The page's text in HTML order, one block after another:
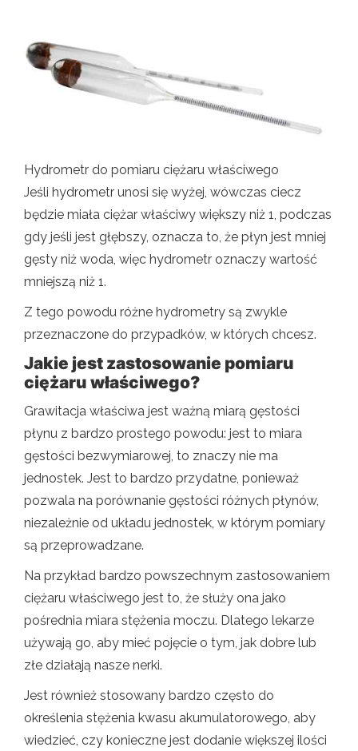
Hydrometr do pomiaru ciężaru właściwego
Jeśli hydrometr unosi się wyżej, wówczas ciecz
będzie miała ciężar właściwy większy niż 1, podczas
gdy jeśli jest głębszy, oznacza to, że płyn jest mniej
gęsty niż woda, więc hydrometr oznaczy wartość
mniejszą niż 1.
Z tego powodu różne hydrometry są zwykle
przeznaczone do przypadków, w których chcesz.
Jakie jest zastosowanie pomiaru
ciężaru właściwego?
Grawitacja właściwa jest ważną miarą gęstości
płynu z bardzo prostego powodu: jest to miara
gęstości bezwymiarowej, to znaczy nie ma
jednostek. Jest to bardzo przydatne, ponieważ
pozwala na porównanie gęstości różnych płynów,
niezależnie od układu jednostek, w którym pomiary
są przeprowadzane.
Na przykład bardzo powszechnym zastosowaniem
ciężaru właściwego jest to, że służy ona jako
pośrednia miara stężenia moczu. Dlatego lekarze
używają go, aby mieć pojęcie o tym, jak dobre lub
złe działają nasze nerki.
Jest również stosowany bardzo często do
określenia stężenia kwasu akumulatorowego, aby
wiedzieć, czy konieczne jest dodanie większej ilości